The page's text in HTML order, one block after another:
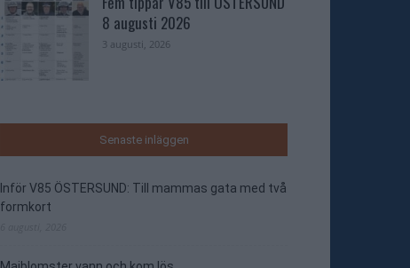
8 augusti 2026
3 augusti, 2026
Senaste inläggen
Inför V85 ÖSTERSUND: Till mammas gata med två
formkort